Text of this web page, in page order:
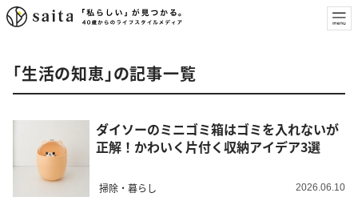
「生活の知恵」の記事一覧
ダイソーのミニゴミ箱はゴミを入れないが
正解！かわいく片付く収納アイデア3選
掃除・暮らし 2026.06.10